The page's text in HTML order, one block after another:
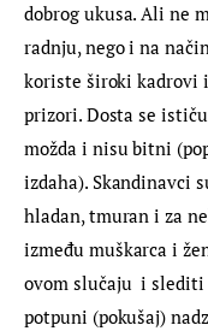
dobrog ukusa. Ali ne
radnju, nego i na
koriste široki kadrovi
prizori. Dosta se
možda i nisu bitni
izdaha). Skandinavci
hladan, tmuran i za
između muškarca i
ovom slučaju  i
potpuni (pokušaj)